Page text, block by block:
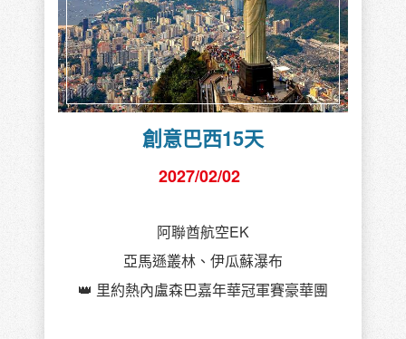
五星旅程規劃
Share videos
讓上順企劃團隊帶領您，完成您的世界旅遊夢